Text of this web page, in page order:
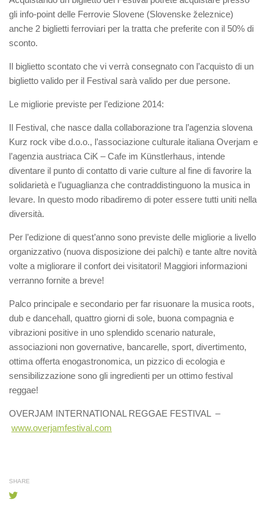
gli info-point delle Ferrovie Slovene (Slovenske železnice)
anche 2 biglietti ferroviari per la tratta che preferite con il 50% di
sconto.
Il biglietto scontato che vi verrà consegnato con l’acquisto di un
biglietto valido per il Festival sarà valido per due persone.
Le migliorie previste per l’edizione 2014:
Il Festival, che nasce dalla collaborazione tra l’agenzia slovena
Kurz rock vibe d.o.o., l’associazione culturale italiana Overjam e
l’agenzia austriaca CiK – Cafe im Künstlerhaus, intende
diventare il punto di contatto di varie culture al fine di favorire la
solidarietà e l’uguaglianza che contraddistinguono la musica in
levare. In questo modo ribadiremo di poter essere tutti uniti nella
diversità.
Per l’edizione di quest’anno sono previste delle migliorie a livello
organizzativo (nuova disposizione dei palchi) e tante altre novità
volte a migliorare il confort dei visitatori! Maggiori informazioni
verranno fornite a breve!
Palco principale e secondario per far risuonare la musica roots,
dub e dancehall, quattro giorni di sole, buona compagnia e
vibrazioni positive in uno splendido scenario naturale,
associazioni non governative, bancarelle, sport, divertimento,
ottima offerta enogastronomica, un pizzico di ecologia e
sensibilizzazione sono gli ingredienti per un ottimo festival
reggae!
OVERJAM INTERNATIONAL REGGAE FESTIVAL –
www.overjamfestival.com
SHARE